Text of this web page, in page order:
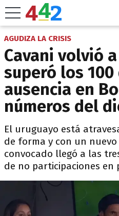
AGUDIZA LA CRISIS
Cavani volvió
superó los
ausencia en
números del
El uruguayo está
de forma y con un
convocado llegó a las
de no participaciones en